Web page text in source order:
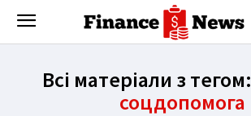
Всі матеріали з тегом:
соцдопомога